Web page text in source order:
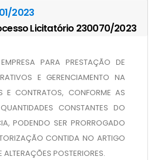
2023
Licitatório 230070/2023
PARA PRESTAÇÃO DE
E GERENCIAMENTO NA
E CONTRATOS, CONFORME AS
CONSTANTES DO
PODENDO SER PRORROGADO
CONTIDA NO ARTIGO
POSTERIORES.